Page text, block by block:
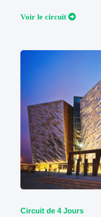
Voir le circuit
Circuit de 4 Jours